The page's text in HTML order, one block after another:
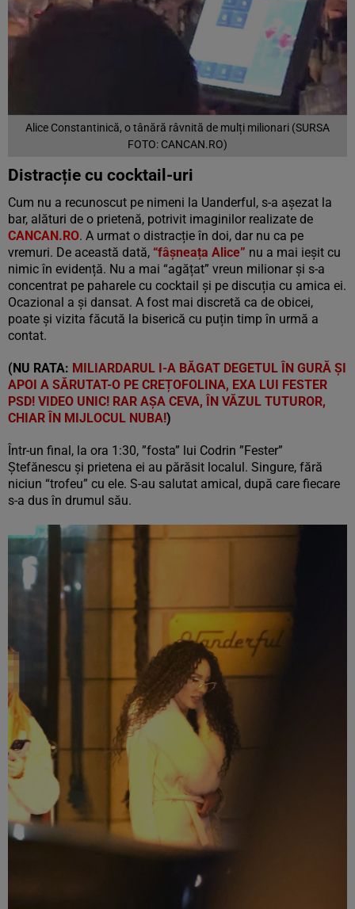
Alice Constantinică, o tânără râvnită de mulți milionari (SURSA
FOTO: CANCAN.RO)
Distracție cu cocktail-uri
Cum nu a recunoscut pe nimeni la Uanderful, s-a așezat la
bar, alături de o prietenă, potrivit imaginilor realizate de
CANCAN.RO. A urmat o distracție în doi, dar nu ca pe
vremuri. De această dată, “fâșneața Alice” nu a mai ieșit cu
nimic în evidență. Nu a mai “agățat” vreun milionar și s-a
concentrat pe paharele cu cocktail și pe discuția cu amica ei.
Ocazional a și dansat. A fost mai discretă ca de obicei,
poate și vizita făcută la biserică cu puțin timp în urmă a
contat.
(NU RATA: MILIARDARUL I-A BĂGAT DEGETUL ÎN GURĂ ȘI
APOI A SĂRUTAT-O PE CREȚOFOLINA, EXA LUI FESTER
PSD! VIDEO UNIC! RAR AȘA CEVA, ÎN VĂZUL TUTUROR,
CHIAR ÎN MIJLOCUL NUBA!)
Într-un final, la ora 1:30, ”fosta” lui Codrin ”Fester”
Ștefănescu și prietena ei au părăsit localul. Singure, fără
niciun “trofeu” cu ele. S-au salutat amical, după care fiecare
s-a dus în drumul său.